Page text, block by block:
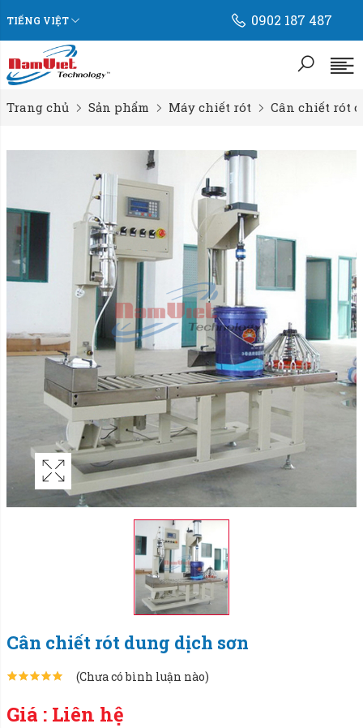
TIẾNG VIỆT 0902 187 487
Trang chủ Sản phẩm Máy chiết rót Cân chiết rót
Cân chiết rót dung dịch sơn
(Chưa có bình luận nào)
Giá : Liên hệ